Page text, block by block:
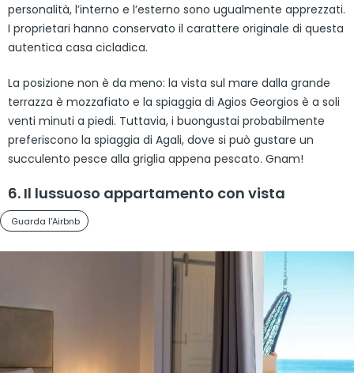
personalità, l’interno e l’esterno sono ugualmente apprezzati.
I proprietari hanno conservato il carattere originale di questa
autentica casa cicladica.
La posizione non è da meno: la vista sul mare dalla grande
terrazza è mozzafiato e la spiaggia di Agios Georgios è a soli
venti minuti a piedi. Tuttavia, i buongustai probabilmente
preferiscono la spiaggia di Agali, dove si può gustare un
succulento pesce alla griglia appena pescato. Gnam!
6. Il lussuoso appartamento con vista
Guarda l'Airbnb